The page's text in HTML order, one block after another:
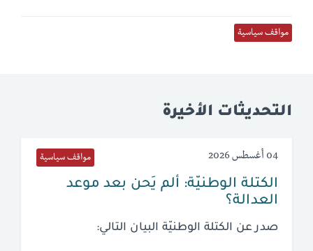
مواقف سياسية
التحديثات الأخيرة
04 أغسطس 2026 مواقف سياسية
الكتلة الوطنيّة: ألم يَحن بعد موعد
العدالة؟
صدر عن الكتلة الوطنيّة البيان التالي: